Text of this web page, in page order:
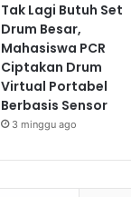
Tak Lagi Butuh Set
Drum Besar,
Mahasiswa PCR
Ciptakan Drum
Virtual Portabel
Berbasis Sensor
3 minggu ago